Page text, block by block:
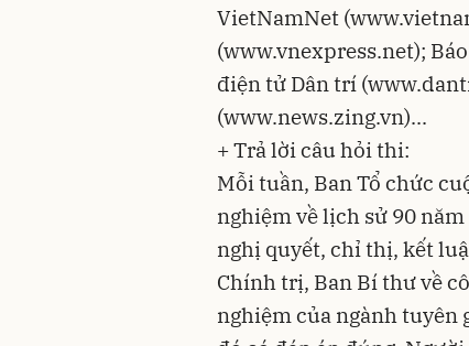
VietNamNet
(www.vnexpress.net);
điện tử Dân trí
(www.news.zing.vn)...
+ Trả lời câu hỏi thi:
Mỗi tuần, Ban Tổ chức
nghiệm về lịch sử 90
nghị quyết, chỉ thị, kết
Chính trị, Ban Bí thư về
nghiệm của ngành tuyên